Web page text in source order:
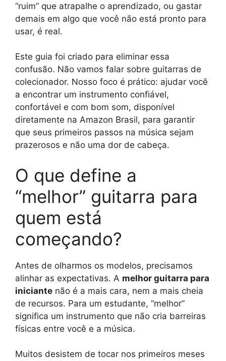
“ruim” que atrapalhe o aprendizado, ou gastar
demais em algo que você não está pronto para
usar, é real.
Este guia foi criado para eliminar essa
confusão. Não vamos falar sobre guitarras de
colecionador. Nosso foco é prático: ajudar você
a encontrar um instrumento confiável,
confortável e com bom som, disponível
diretamente na Amazon Brasil, para garantir
que seus primeiros passos na música sejam
prazerosos e não uma dor de cabeça.
O que define a
“melhor” guitarra para
quem está
começando?
Antes de olharmos os modelos, precisamos
alinhar as expectativas. A melhor guitarra para
iniciante não é a mais cara, nem a mais cheia
de recursos. Para um estudante, “melhor”
significa um instrumento que não cria barreiras
físicas entre você e a música.
Muitos desistem de tocar nos primeiros meses